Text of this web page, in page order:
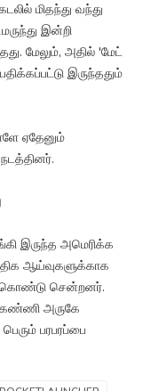
மிதந்து வந்து
இன்றி
மேலும், அதில் 'மேட்
இருந்ததும்
ஏதேனும்
இருந்த அமெரிக்க
ஆய்வுகளுக்காக
கொண்டு சென்றனர்.
அருகே
பரபரப்பை